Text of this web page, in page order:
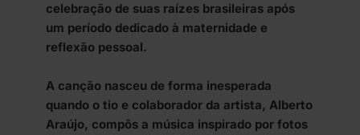
celebração de suas raízes brasileiras após
um período dedicado à maternidade e
reflexão pessoal.
A canção nasceu de forma inesperada
quando o tio e colaborador da artista, Alberto
Araújo, compôs a música inspirado por fotos